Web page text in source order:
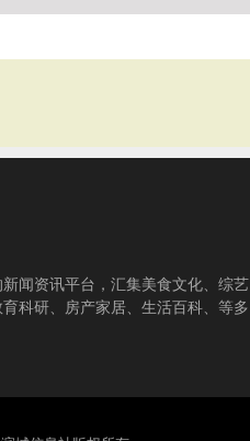
闻资讯平台，汇集美食文化、综艺
科研、房产家居、生活百科、等多